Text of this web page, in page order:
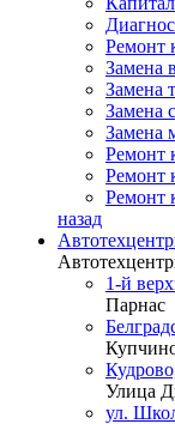
Ремонт
Замена
Замена
Замена
Замена
Ремонт
Ремонт
Ремонт
назад
1-й
Парнас
Улица
ул.